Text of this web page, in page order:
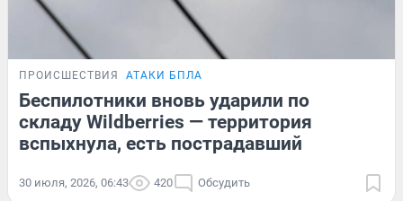
ПРОИСШЕСТВИЯ АТАКИ БПЛА
Беспилотники вновь ударили по
складу Wildberries — территория
вспыхнула, есть пострадавший
30 июля, 2026, 06:43 420 Обсудить